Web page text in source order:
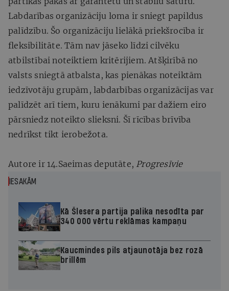
Labdarības organizāciju loma ir sniegt papildus
palīdzību. Šo organizāciju lielākā priekšrocība ir
fleksibilitāte. Tām nav jāseko līdzi cilvēku
atbilstībai noteiktiem kritērijiem. Atšķirībā no
valsts sniegtā atbalsta, kas pienākas noteiktām
iedzīvotāju grupām, labdarbības organizācijas var
palīdzēt arī tiem, kuru ienākumi par dažiem eiro
pārsniedz noteikto slieksni. Šī rīcības brīvība
nedrīkst tikt ierobežota.
Autore ir 14.Saeimas deputāte, Progresīvie
IESAKĀM
Kā Šlesera partija palika nesodīta par
340 000 vērtu reklāmas kampaņu
Kaucmindes pils atjaunotāja bez rozā
brillēm